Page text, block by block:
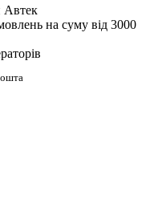
Автек
на суму від 3000